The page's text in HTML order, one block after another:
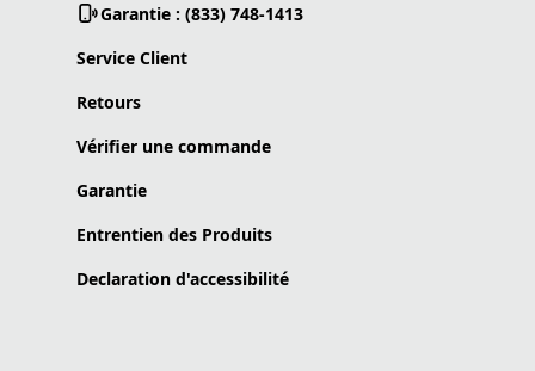
Garantie : (833) 748-1413
Service Client
Retours
Vérifier une commande
Garantie
Entrentien des Produits
Declaration d'accessibilité